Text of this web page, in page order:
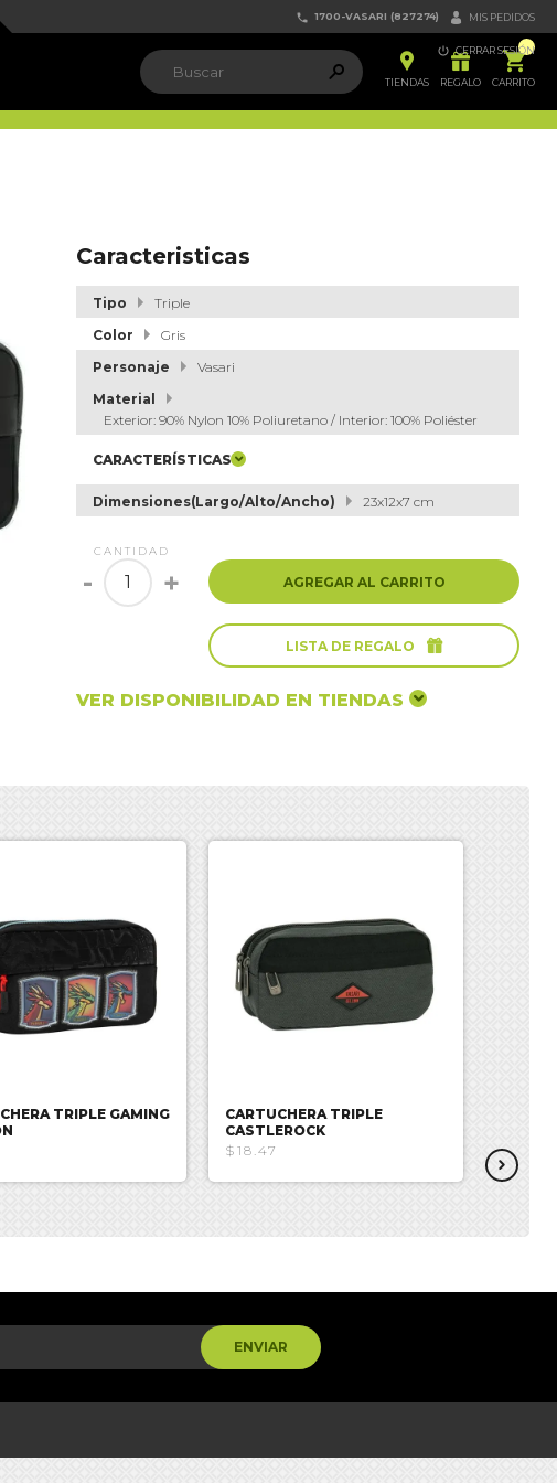
 1700-VASARI (827274)  MIS PEDIDOS
 CERRAR SESIÓN
 
TIENDAS

REGALO
ຐ
CARRITO
Caracteristicas
Tipo
Triple
Color
Gris
Personaje
Vasari
Material
Exterior: 90% Nylon 10% Poliuretano / Interior: 100% Poliéster
CARACTERÍSTICAS
Dimensiones(Largo/Alto/Ancho) 23x12x7 cm
CANTIDAD
- + AGREGAR AL CARRITO
LISTA DE REGALO 
VER DISPONIBILIDAD EN TIENDAS
TRIPLE GAMING
CARTUCHERA TRIPLE
CASTLEROCK
$18.47
$18.99
ENVIAR